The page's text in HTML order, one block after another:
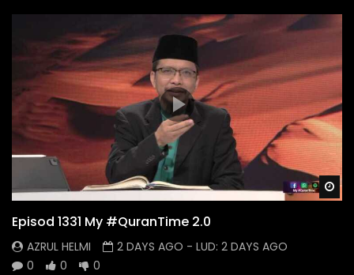
Episod 1331 My #QuranTime 2.0
AZRUL HELMI 2 DAYS AGO - LUD: 2 DAYS AGO
0
0 0